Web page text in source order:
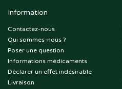
Information
Contactez-nous
Qui sommes-nous ?
Poser une question
Informations médicaments
Déclarer un effet indésirable
Livraison